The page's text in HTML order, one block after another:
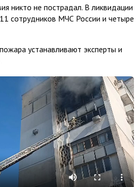
никто не пострадал. В ликвидации
сотрудников МЧС России и четыре
устанавливают эксперты и